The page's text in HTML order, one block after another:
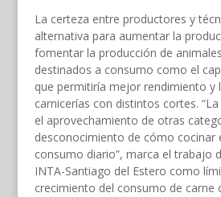
La certeza entre productores y
alternativa para aumentar la
fomentar la producción de
destinados a consumo como el
que permitiría mejor rendimiento y
carnicerías con distintos cortes.
el aprovechamiento de otras
desconocimiento de cómo cocinar
consumo diario”, marca el trabajo
INTA-Santiago del Estero como
crecimiento del consumo de carne